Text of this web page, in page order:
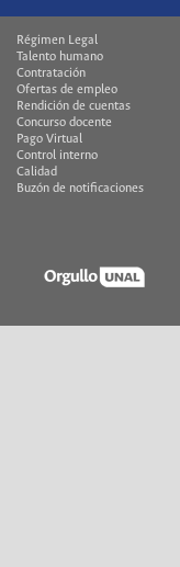
Régimen Legal
Talento humano
Contratación
Ofertas de empleo
Rendición de cuentas
Concurso docente
Pago Virtual
Control interno
Calidad
Buzón de notificaciones